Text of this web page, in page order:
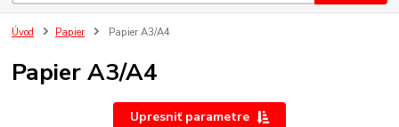
Úvod Papier Papier A3/A4
Papier A3/A4
Upresniť parametre